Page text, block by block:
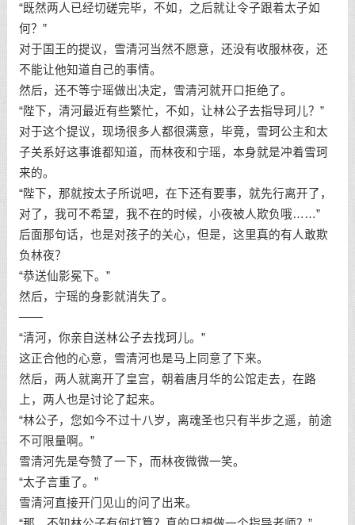
“既然两人已经切磋完毕，不如，之后就让令子跟着太子如
何？”
对于国王的提议，雪清河当然不愿意，还没有收服林夜，还
不能让他知道自己的事情。
然后，还不等宁瑶做出决定，雪清河就开口拒绝了。
“陛下，清河最近有些繁忙，不如，让林公子去指导珂儿？”
对于这个提议，现场很多人都很满意，毕竟，雪珂公主和太
子关系好这事谁都知道，而林夜和宁瑶，本身就是冲着雪珂
来的。
“陛下，那就按太子所说吧，在下还有要事，就先行离开了，
对了，我可不希望，我不在的时候，小夜被人欺负哦……”
后面那句话，也是对孩子的关心，但是，这里真的有人敢欺
负林夜？
“恭送仙影冕下。”
然后，宁瑶的身影就消失了。
——
“清河，你亲自送林公子去找珂儿。”
这正合他的心意，雪清河也是马上同意了下来。
然后，两人就离开了皇宫，朝着唐月华的公馆走去，在路
上，两人也是讨论了起来。
“林公子，您如今不过十八岁，离魂圣也只有半步之遥，前途
不可限量啊。”
雪清河先是夸赞了一下，而林夜微微一笑。
“太子言重了。”
雪清河直接开门见山的问了出来。